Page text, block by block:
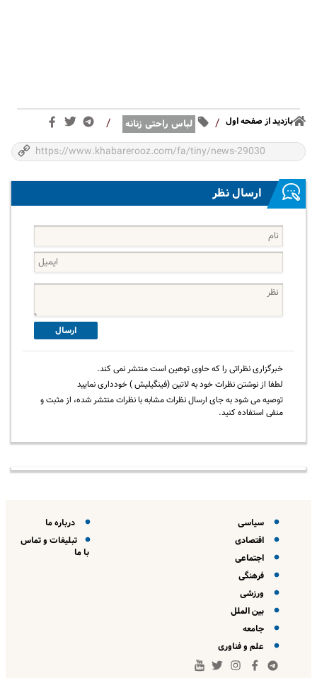
بازدید از صفحه اول / لباس راحتی زنانه /
ارسال نظر
ارسال
خبرگزاری نظراتی را که حاوی توهین است منتشر نمی کند.
لطفا از نوشتن نظرات خود به لاتین (فینگیلیش ) خودداری نمایید
توصیه می شود به جای ارسال نظرات مشابه با نظرات منتشر شده، از مثبت و
منفی استفاده کنید.
سیاسی
اقتصادی
اجتماعی
فرهنگی
ورزشی
بین الملل
جامعه
علم و فناوری
درباره ما
تبلیغات و تماس
با ما